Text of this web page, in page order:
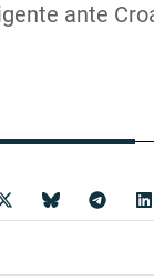
ante